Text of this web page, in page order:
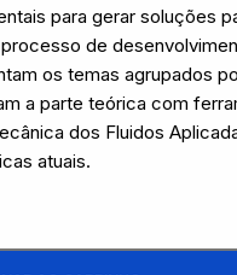
para gerar soluções
de
os temas agrupados
a parte teórica com
dos Fluidos
atuais.